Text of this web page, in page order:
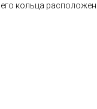
кольца